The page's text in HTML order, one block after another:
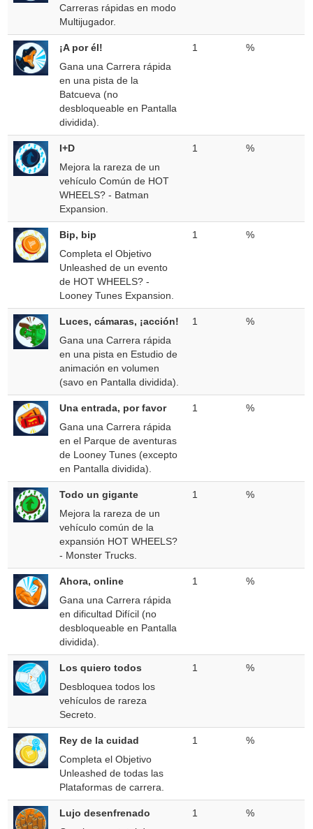
Carreras rápidas en modo
Multijugador.
¡A por él!
Gana una Carrera rápida
en una pista de la
Batcueva (no
desbloqueable en Pantalla
dividida).
1 %
I+D
Mejora la rareza de un
vehículo Común de HOT
WHEELS? - Batman
Expansion.
1 %
Bip, bip
Completa el Objetivo
Unleashed de un evento
de HOT WHEELS? -
Looney Tunes Expansion.
1 %
Luces, cámaras, ¡acción!
Gana una Carrera rápida
en una pista en Estudio de
animación en volumen
(savo en Pantalla dividida).
1 %
Una entrada, por favor
Gana una Carrera rápida
en el Parque de aventuras
de Looney Tunes (excepto
en Pantalla dividida).
1 %
Todo un gigante
Mejora la rareza de un
vehículo común de la
expansión HOT WHEELS?
- Monster Trucks.
1 %
Ahora, online
Gana una Carrera rápida
en dificultad Difícil (no
desbloqueable en Pantalla
dividida).
1 %
Los quiero todos
Desbloquea todos los
vehículos de rareza
Secreto.
1 %
Rey de la cuidad
Completa el Objetivo
Unleashed de todas las
Plataformas de carrera.
1 %
Lujo desenfrenado
1 %